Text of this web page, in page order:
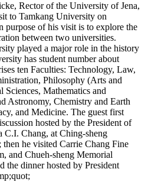
Rector of the University of Jena,
to Tamkang University on
purpose of his visit is to explore the
between two universities.
played a major role in the history
has student number about
ten Faculties: Technology, Law,
Philosophy (Arts and
Sciences, Mathematics and
Astronomy, Chemistry and Earth
and Medicine. The guest first
hosted by the President of
C.I. Chang, at Ching-sheng
he visited Carrie Chang Fine
and Chueh-sheng Memorial
the dinner hosted by President